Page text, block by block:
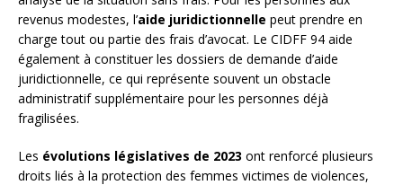
revenus modestes, l’aide juridictionnelle peut prendre en
charge tout ou partie des frais d’avocat. Le CIDFF 94 aide
également à constituer les dossiers de demande d’aide
juridictionnelle, ce qui représente souvent un obstacle
administratif supplémentaire pour les personnes déjà
fragilisées.
Les évolutions législatives de 2023 ont renforcé plusieurs
droits liés à la protection des femmes victimes de violences,